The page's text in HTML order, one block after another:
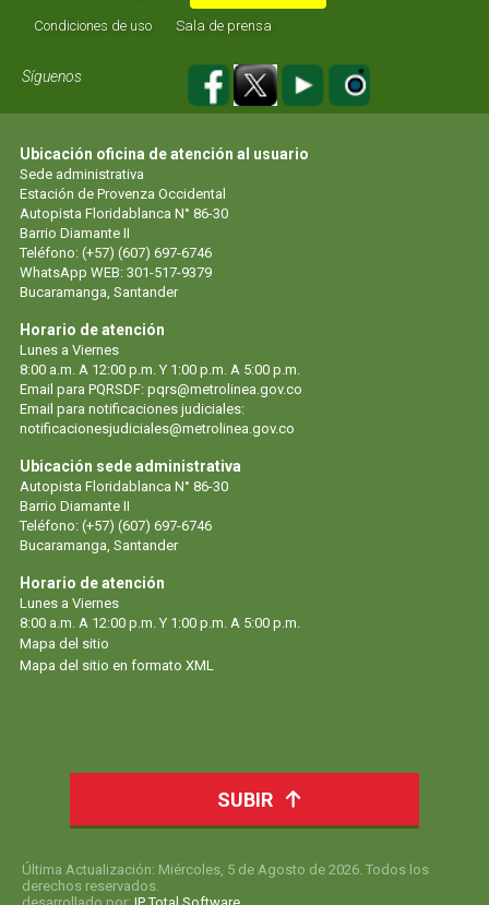
Condiciones de uso Sala de prensa
Síguenos
Ubicación oficina de atención al usuario
Sede administrativa
Estación de Provenza Occidental
Autopista Floridablanca N° 86-30
Barrio Diamante II
Teléfono: (+57) (607) 697-6746
WhatsApp WEB: 301-517-9379
Bucaramanga, Santander
Horario de atención
Lunes a Viernes
8:00 a.m. A 12:00 p.m. Y 1:00 p.m. A 5:00 p.m.
Email para PQRSDF: pqrs@metrolinea.gov.co
Email para notificaciones judiciales:
notificacionesjudiciales@metrolinea.gov.co
Ubicación sede administrativa
Autopista Floridablanca N° 86-30
Barrio Diamante II
Teléfono: (+57) (607) 697-6746
Bucaramanga, Santander
Horario de atención
Lunes a Viernes
8:00 a.m. A 12:00 p.m. Y 1:00 p.m. A 5:00 p.m.
Mapa del sitio
Mapa del sitio en formato XML
SUBIR
Última Actualización: Miércoles, 5 de Agosto de 2026. Todos los
derechos reservados.